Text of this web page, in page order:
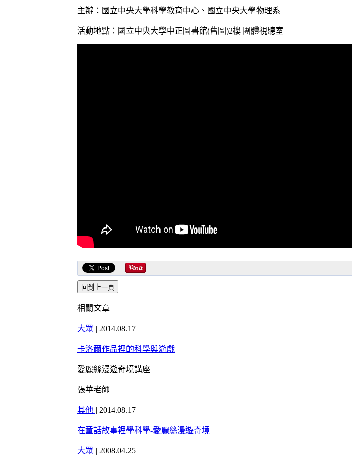
主辦：國立中央大學科學教育中心、國立中央大學物理系
活動地點：國立中央大學中正圖書館(舊圖)2樓 團體視聽室
相關文章
大眾 | 2014.08.17
卡洛爾作品裡的科學與遊戲
愛麗絲漫遊奇境講座
張華老師
其他 | 2014.08.17
在童話故事裡學科學-愛麗絲漫遊奇境
大眾 | 2008.04.25